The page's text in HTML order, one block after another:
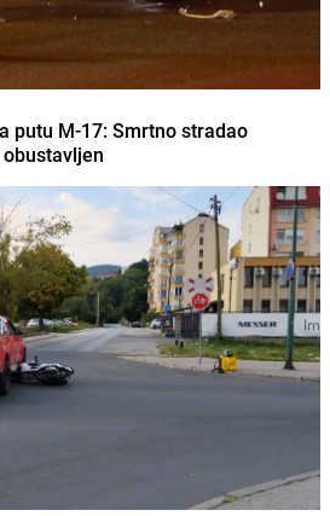
putu M-17: Smrtno stradao